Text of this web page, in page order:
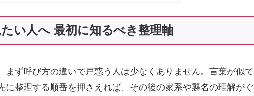
い人へ 最初に知るべき整理軸
まず呼び方の違いで戸惑う人は少なくありません。言葉が似て
に整理する順番を押さえれば、その後の家系や襲名の理解がぐ